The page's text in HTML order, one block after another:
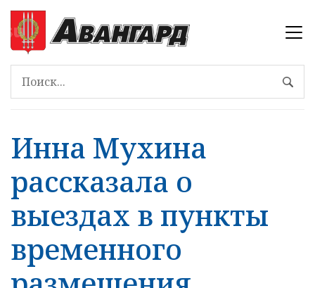
Инна Мухина
рассказала о
выездах в пункты
временного